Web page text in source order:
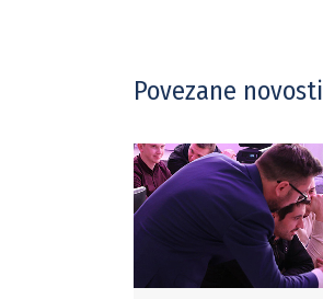
Povezane novosti